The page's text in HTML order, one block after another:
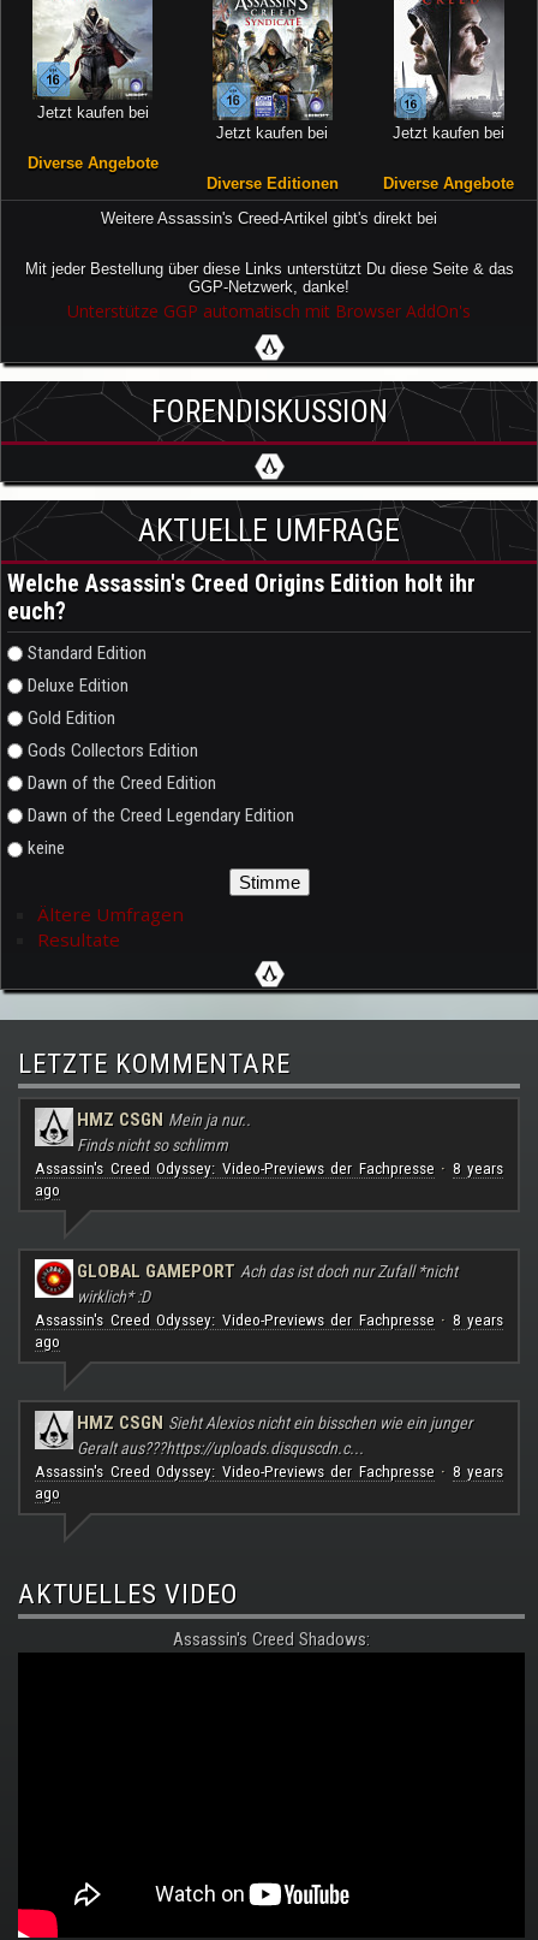
Jetzt kaufen bei
Diverse Angebote
Jetzt kaufen bei
Diverse Editionen
Jetzt kaufen bei
Diverse Angebote
Weitere Assassin's Creed-Artikel gibt's direkt bei
Mit jeder Bestellung über diese Links unterstützt Du diese Seite & das
GGP-Netzwerk, danke!
Unterstütze GGP automatisch mit Browser AddOn's
FORENDISKUSSION
AKTUELLE UMFRAGE
Welche Assassin's Creed Origins Edition holt ihr
euch?
Auswahlmöglichkeiten
Standard Edition
Deluxe Edition
Gold Edition
Gods Collectors Edition
Dawn of the Creed Edition
Dawn of the Creed Legendary Edition
keine
Ältere Umfragen
Resultate
LETZTE KOMMENTARE
HMZ CSGN Mein ja nur..
Finds nicht so schlimm
Assassin's Creed Odyssey: Video-Previews der Fachpresse· 8 years
ago
GLOBAL GAMEPORT Ach das ist doch nur Zufall *nicht
wirklich* :D
Assassin's Creed Odyssey: Video-Previews der Fachpresse· 8 years
ago
HMZ CSGN Sieht Alexios nicht ein bisschen wie ein junger
Geralt aus???https://uploads.disquscdn.c...
Assassin's Creed Odyssey: Video-Previews der Fachpresse· 8 years
ago
AKTUELLES VIDEO
Assassin's Creed Shadows: